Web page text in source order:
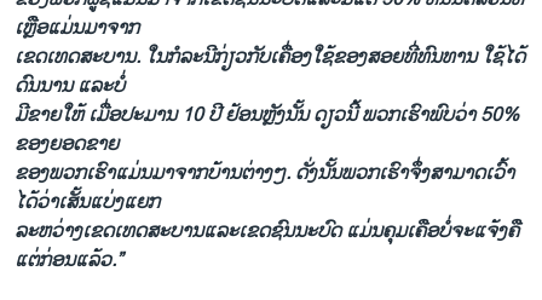
ເຫຼືອ​ແມ່ນ​ມາ​ຈາກ
​ເຂດ​ເທດສະບານ. ​ໃນ​ກໍລະນີ​ກ່ຽວ​ກັບເຄື່ອງ​ໃຊ້​ຂອງ​ສອຍ​ທີ່​ທົນ​ທານ ​ໃຊ້​ໄດ້​
ດົນ​ນານ ​ແລະ​ບໍ່​
ມີ​ຂາຍ​ໃຫ້ ​ເມື່ອ​ປະມານ 10 ປີ ຢ້ອນ​ຫຼັງນັ້ນ ​ດຽວ​ນີ້ ພວກ​ເຮົາ​ພົບ​ວ່າ 50% ​
ຂອງ​ຍອດ​ຂາຍ
ຂອງ​ພວກ​ເຮົາ​ແມ່ນມາ​ຈາກ​ບ້ານ​ຕ່າງໆ. ດັ່ງນັ້ນພວກ​ເຮົາ​ຈຶ່ງ​ສາມາດເວົ້າ​
ໄດ້ວ່າເສັ້ນ​ແບ່ງ​ແຍກ​
ລະຫວ່າງ​ເຂດ​ເທດ​ສະບາ​ນ​ແລະ​ເຂດ​ຊົນນະບົດ ​ແມ່ນ​ຄຸມ​ເຄືອ​ບໍ່ຈະ​ແຈ້ງຄື​
ແຕ່​ກ່ອນ​ແລ້ວ.”